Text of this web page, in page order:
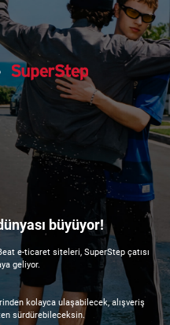
büyüyor!
e-ticaret siteleri, SuperStep çatısı
geliyor.
kolayca ulaşabilecek, alışveriş
sürdürebileceksin.